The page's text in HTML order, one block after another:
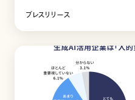
プレスリリース